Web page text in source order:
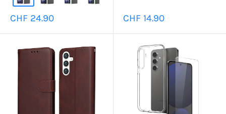
Sonderpreis
CHF 24.90 Sonderpreis
CHF 14.90